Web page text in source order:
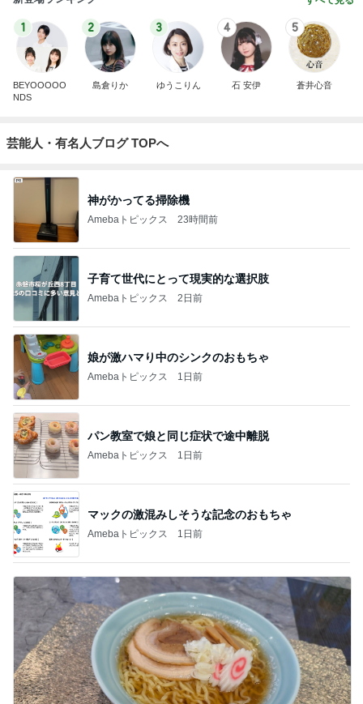
1
BEYOOOOO
NDS
2
島倉りか
3
ゆうこりん
4
石 安伊
5
蒼井心音
芸能人・有名人ブログ TOPへ
神がかってる掃除機
Amebaトピックス 23時間前
子育て世代にとって現実的な選択肢
Amebaトピックス 2日前
娘が激ハマり中のシンクのおもちゃ
Amebaトピックス 1日前
パン教室で娘と同じ症状で途中離脱
Amebaトピックス 1日前
マックの激混みしそうな記念のおもちゃ
Amebaトピックス 1日前